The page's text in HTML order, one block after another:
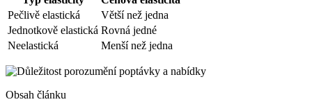
Pečlivě elastická
Větší než jedna
Jednotkově elastická Rovná jedné
Neelastická
Menší než jedna
Obsah článku